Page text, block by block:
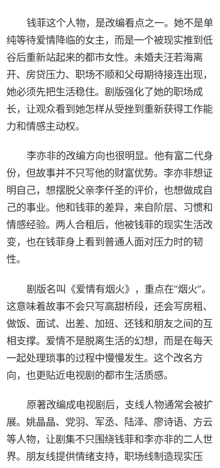
钱菲这个人物，是改编看点之一。她不是单
纯等待爱情降临的女主，而是一个被现实推到低
谷后重新站起来的都市女性。未婚夫汪若海离
开、房贷压力、职场不顺和父母期待接连出现，
她必须先把生活稳住。剧版强化了她的职场成
长，让观众看到她怎样从受挫到重新获得工作能
力和情感主动权。
李亦非的改编方向也很明显。他有富二代身
份，但故事并不只写他的财富优势。李亦非想证
明自己，想摆脱父亲李仟圣的评价，也想做成自
己的事业。他和钱菲的差异，来自阶层、习惯和
情感经验。两人合租后，他被钱菲的现实生活改
变，也在钱菲身上看到普通人面对压力时的韧
性。
剧版名叫《爱情有烟火》，重点在“烟火”。
这意味着故事不会只写高甜桥段，还会写房租、
做饭、面试、出差、加班、还钱和朋友之间的互
相支撑。爱情不是脱离生活的幻想，而是在每天
一起处理琐事的过程中慢慢发生。这个改名方
向，也更贴近电视剧的都市生活质感。
原著改编成电视剧后，支线人物通常会被扩
展。姚晶晶、党羽、军丞、陆泽、廖诗语、方云
等人物，让剧集不只围绕钱菲和李亦非的二人世
界。朋友线提供情绪支持，职场线制造现实压